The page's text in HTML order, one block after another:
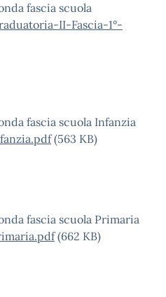
fascia scuola
II-Fascia-1°-
fascia scuola Infanzia
(563 KB)
fascia scuola Primaria
(662 KB)